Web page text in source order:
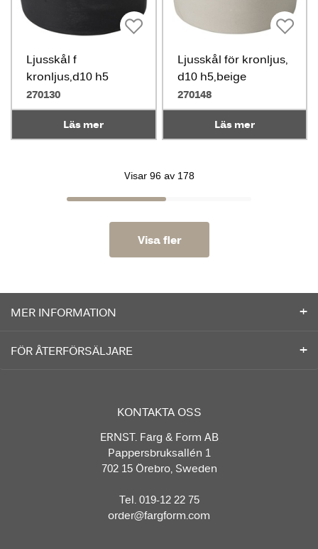
Ljusskål f
kronljus,d10 h5
mörkgrå
270130
Läs mer
Ljusskål för kronljus,
d10 h5,beige
270148
Läs mer
Visar 96 av 178
Visa fler
MER INFORMATION
FÖR ÅTERFÖRSÄLJARE
KONTAKTA OSS
ERNST. Färg & Form AB
Pappersbruksallén 1
702 15 Örebro, Sweden
Tel. 019-12 22 75
order@fargform.com